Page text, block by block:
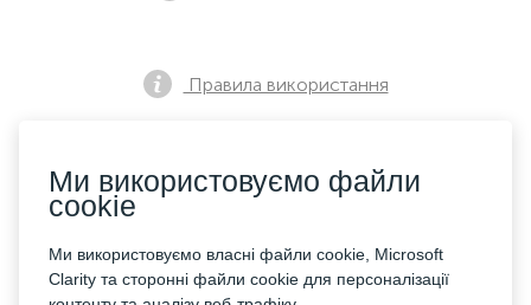
Правила використання
Політика конфіденційності
Контакти
Ми використовуємо файли
cookie
Ми використовуємо власні файли cookie, Microsoft
Clarity та сторонні файли cookie для персоналізації